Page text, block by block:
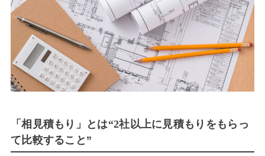
「相見積もり」とは“2社以上に見積もりをもらっ
て比較すること”